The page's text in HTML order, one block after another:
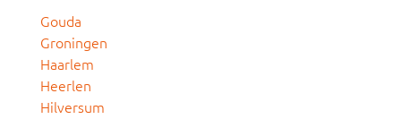
Gouda
Groningen
Haarlem
Heerlen
Hilversum